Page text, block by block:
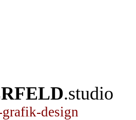
.studio
design